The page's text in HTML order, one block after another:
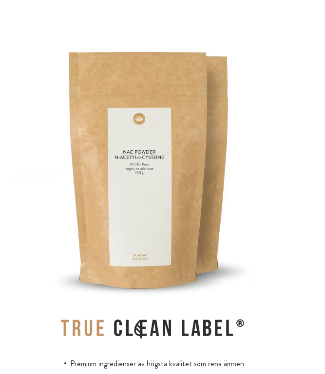
Premium ingredienser av högsta kvalitet som rena ämnen